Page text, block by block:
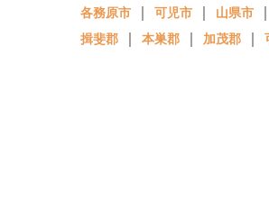
各務原市 ｜ 可児市 ｜ 山県市 ｜
揖斐郡 ｜ 本巣郡 ｜ 加茂郡 ｜